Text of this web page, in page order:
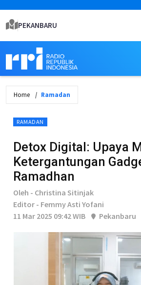
PEKANBARU
Home Ramadan
RAMADAN
Detox Digital: Upaya
Ketergantungan
Ramadhan
Oleh - Christina Sitinjak
Editor - Femmy Asti Yofani
11 Mar 2025 09:42 WIB
Pekanbaru